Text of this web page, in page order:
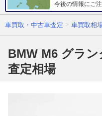
今後の情報にご
車買取・中古車査定 車買取相
BMW M6 グラン
査定相場